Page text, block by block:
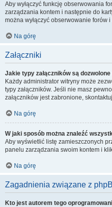
Aby wyłączyć funkcję obserwowania
zarządzania kontem i następnie do
można wyłączyć obserwowanie forów i
Na górę
Załączniki
Jakie typy załączników są
Każdy administrator witryny może
typy załączników. Jeśli nie masz
załączników jest zabronione,
Na górę
W jaki sposób można znaleźć
Aby wyświetlić listę zamieszczonych
panelu zarządzania swoim kontem i
Na górę
Zagadnienia związane z
Kto jest autorem tego